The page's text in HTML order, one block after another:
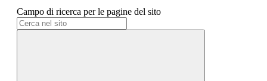
Campo di ricerca per le pagine del sito